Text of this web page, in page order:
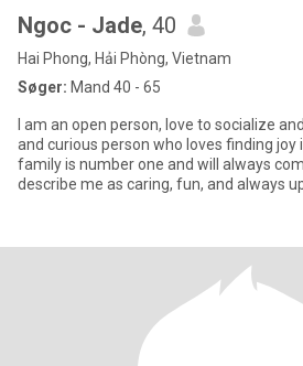
Ngoc - Jade, 40
Hai Phong, Hải Phòng, Vietnam
Søger: Mand 40 - 65
I am an open person, love to socialize
and curious person who loves finding joy in little
family is number one and will always
describe me as caring, fun, and always